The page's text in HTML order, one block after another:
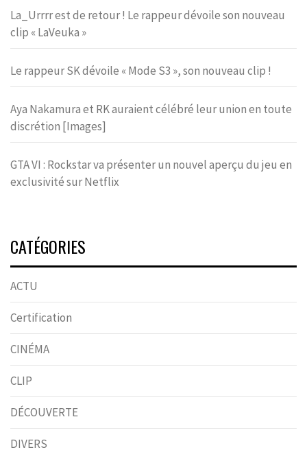
La_Urrrr est de retour ! Le rappeur dévoile son nouveau
clip « LaVeuka »
Le rappeur SK dévoile « Mode S3 », son nouveau clip !
Aya Nakamura et RK auraient célébré leur union en toute
discrétion [Images]
GTA VI : Rockstar va présenter un nouvel aperçu du jeu en
exclusivité sur Netflix
CATÉGORIES
ACTU
Certification
CINÉMA
CLIP
DÉCOUVERTE
DIVERS